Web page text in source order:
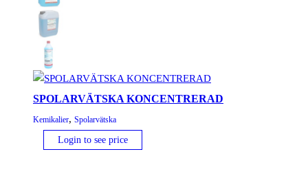
SPOLARVÄTSKA KONCENTRERAD
Kemikalier, Spolarvätska
Login to see price